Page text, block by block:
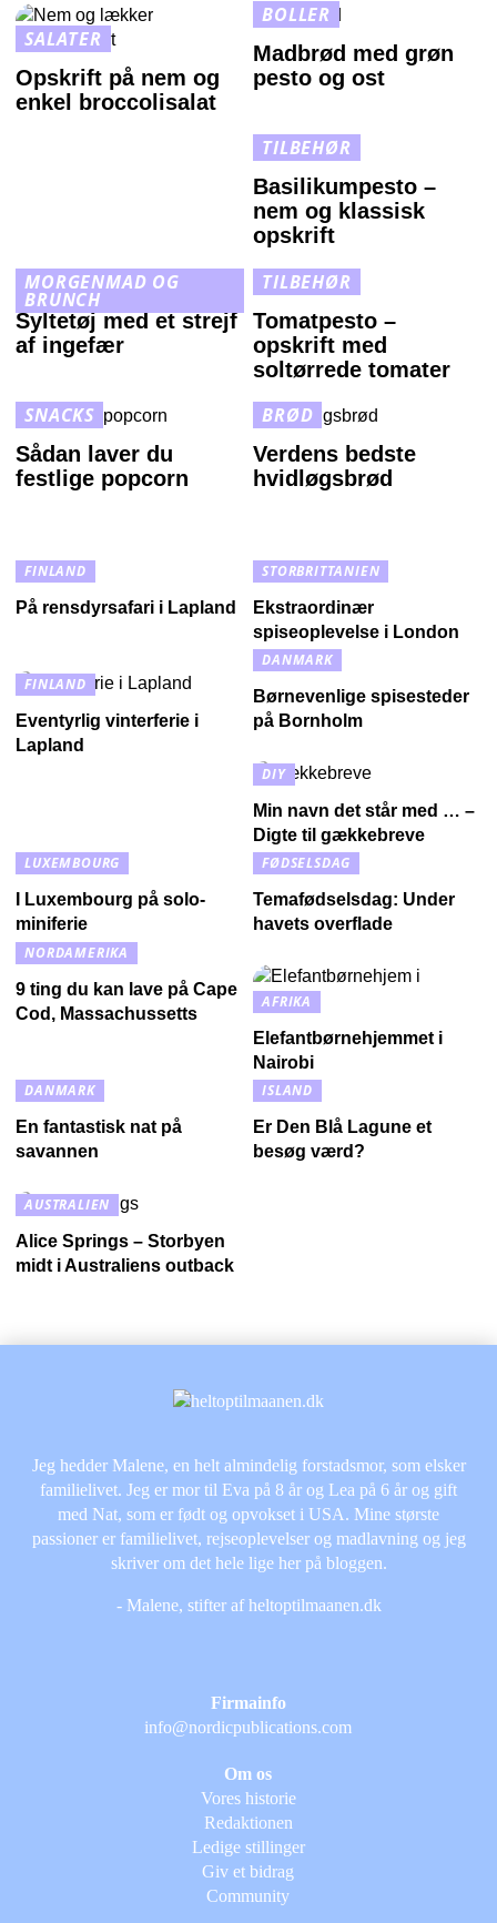
SALATER
Opskrift på nem og
enkel broccolisalat
BOLLER
Madbrød med grøn
pesto og ost
TILBEHØR
Basilikumpesto –
nem og klassisk
opskrift
MORGENMAD OG
BRUNCH
Syltetøj med et strejf
af ingefær
TILBEHØR
Tomatpesto –
opskrift med
soltørrede tomater
SNACKS
Sådan laver du
festlige popcorn
BRØD
Verdens bedste
hvidløgsbrød
FINLAND
På rensdyrsafari i Lapland
STORBRITTANIEN
Ekstraordinær
spiseoplevelse i London
FINLAND
Eventyrlig vinterferie i
Lapland
DANMARK
Børnevenlige spisesteder
på Bornholm
DIY
Min navn det står med … –
Digte til gækkebreve
LUXEMBOURG
I Luxembourg på solo-
miniferie
FØDSELSDAG
Temafødselsdag: Under
havets overflade
NORDAMERIKA
9 ting du kan lave på Cape
Cod, Massachussetts
AFRIKA
Elefantbørnehjemmet i
Nairobi
DANMARK
En fantastisk nat på
savannen
ISLAND
Er Den Blå Lagune et
besøg værd?
AUSTRALIEN
Alice Springs – Storbyen
midt i Australiens outback
Jeg hedder Malene, en helt almindelig forstadsmor, som elsker
familielivet. Jeg er mor til Eva på 8 år og Lea på 6 år og gift
med Nat, som er født og opvokset i USA. Mine største
passioner er familielivet, rejseoplevelser og madlavning og jeg
skriver om det hele lige her på bloggen.
- Malene, stifter af heltoptilmaanen.dk
Firmainfo
info@nordicpublications.com
Om os
Vores historie
Redaktionen
Ledige stillinger
Giv et bidrag
Community